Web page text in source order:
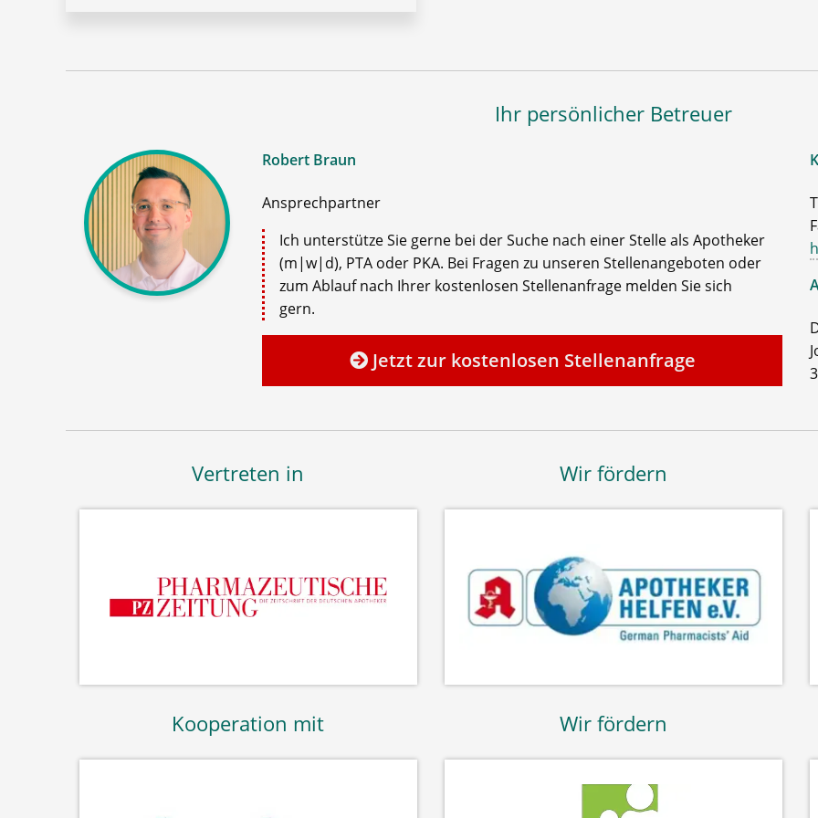
Ihr persönlicher Betreuer
Robert Braun
Ansprechpartner
Ich unterstütze Sie gerne bei der Suche nach einer Stelle als Apotheker
(m|w|d), PTA oder PKA. Bei Fragen zu unseren Stellenangeboten oder
zum Ablauf nach Ihrer kostenlosen Stellenanfrage melden Sie sich
gern.
Jetzt zur kostenlosen Stellenanfrage
Vertreten in Wir fördern
Kooperation mit Wir fördern